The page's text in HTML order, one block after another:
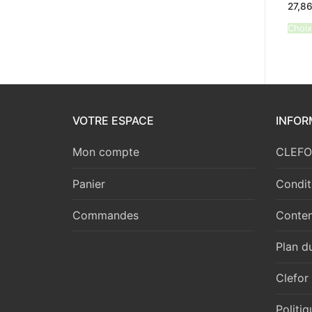
27,86
VOTRE ESPACE
Mon compte
Panier
Commandes
Plan